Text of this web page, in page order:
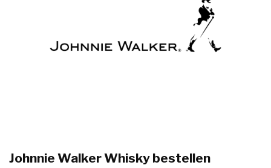
Johnnie Walker Whisky bestellen